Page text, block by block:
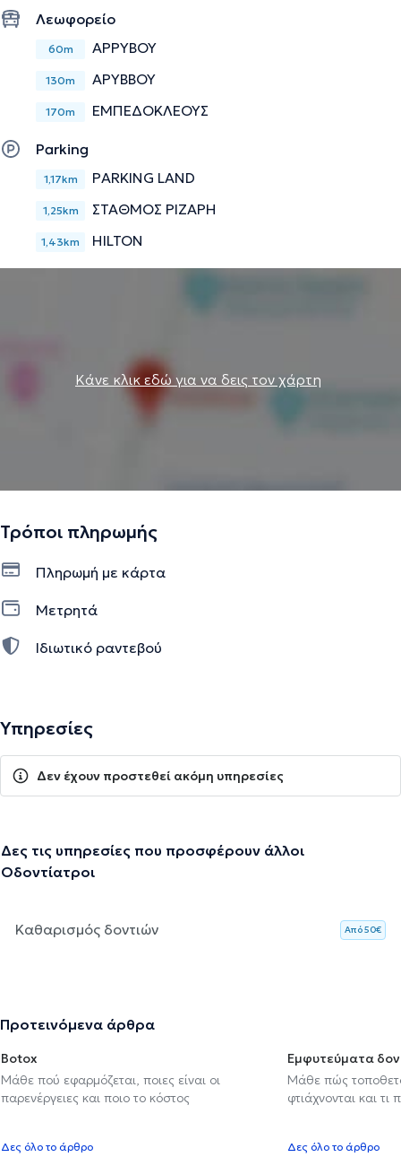
Λεωφορείο
60m ΑΡΡΥΒΟΥ
130m ΑΡΥΒΒΟΥ
170m ΕΜΠΕΔΟΚΛΕΟΥΣ
Parking
1,17km PARKING LAND
1,25km ΣΤΑΘΜΟΣ ΡΙΖΑΡΗ
1,43km HILTON
Κάνε κλικ εδώ για να δεις τον χάρτη
Τρόποι πληρωμής
Πληρωμή με κάρτα
Μετρητά
Ιδιωτικό ραντεβού
Υπηρεσίες
Δεν έχουν προστεθεί ακόμη υπηρεσίες
Δες τις υπηρεσίες που προσφέρουν άλλοι
Οδοντίατροι
Καθαρισμός δοντιών Aπό 50€
Προτεινόμενα άρθρα
Botox
Μάθε πού εφαρμόζεται, ποιες είναι οι
παρενέργειες και ποιο το κόστος
Δες όλο το άρθρο
Εμφυτεύματα
Μάθε πώς
φτιάχνονται και τι
Δες όλο το άρθρο